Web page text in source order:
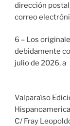
dirección
correo
6 – Los
debidamente
julio de 2026, a
Valparaíso
C/ Fray